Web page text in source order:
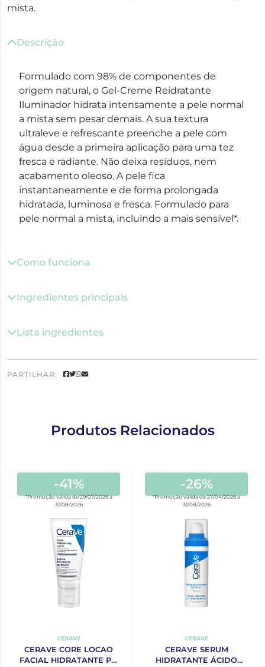
mista.
Descrição
Formulado com 98% de componentes de
origem natural, o Gel-Creme Reidratante
Iluminador hidrata intensamente a pele normal
a mista sem pesar demais. A sua textura
ultraleve e refrescante preenche a pele com
água desde a primeira aplicação para uma tez
fresca e radiante. Não deixa resíduos, nem
acabamento oleoso. A pele fica
instantaneamente e de forma prolongada
hidratada, luminosa e fresca. Formulado para
pele normal a mista, incluindo a mais sensível*.
Como funciona
Ingredientes principais
Lista ingredientes
PARTILHAR:
Produtos Relacionados
-41%
*Promoção válida de 29/07/2026 a
31/08/2026
CERAVE
CERAVE CORE LOCAO
FACIAL HIDRATANTE PM
-26%
*Promoção válida de 27/04/2026 a
31/08/2026
CERAVE
CERAVE SERUM
HIDRATANTE ÁCIDO